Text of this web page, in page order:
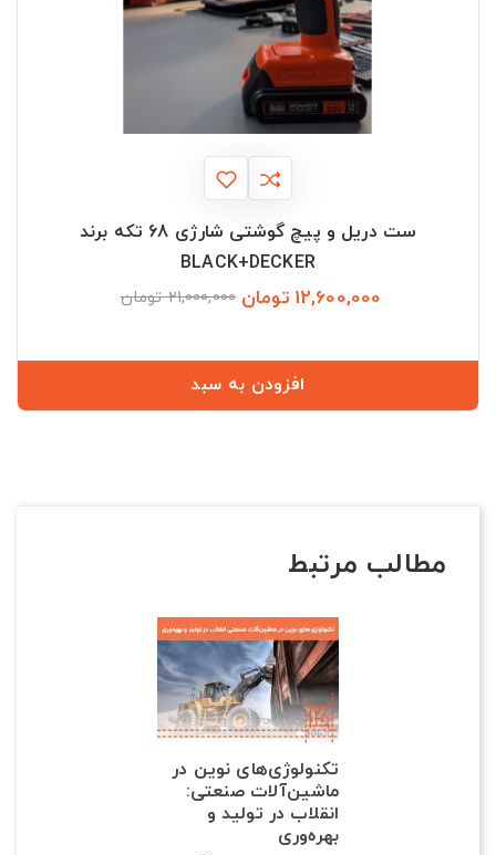
ست دریل و پیچ گوشتی شارژی 68 تکه برند
BLACK+DECKER
12,600,000 تومان 21,000,000 تومان
افزودن به سبد
مطالب مرتبط
تکنولوژی‌های نوین در
ماشین‌آلات صنعتی:
انقلاب در تولید و
بهره‌وری